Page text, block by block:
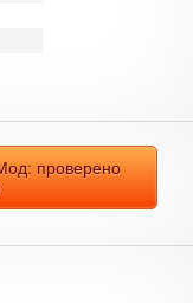
проверено